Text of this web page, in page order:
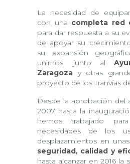
La necesidad de
con una completa red
para dar respuesta a su
de apoyar su
su expansión
unirnos, junto al
Zaragoza y otras
proyecto de los Tranvías
Desde la aprobación del
2007 hasta la
hemos trabajado
necesidades de los
desplazamientos en
seguridad, calidad y
hasta alcanzar en 2016 la